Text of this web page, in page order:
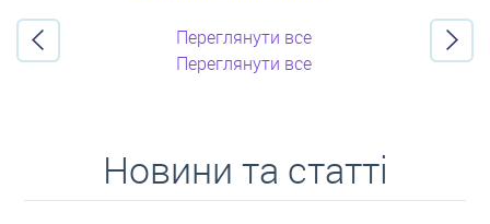
Переглянути все
Переглянути все
Новини та статті